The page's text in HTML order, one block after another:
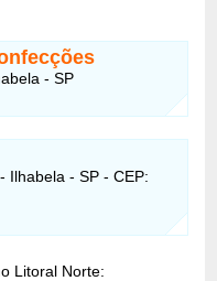
- SP
Ilhabela - SP - CEP:
Litoral Norte: